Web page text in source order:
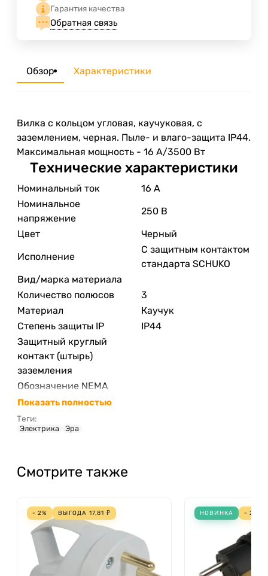
Гарантия качества
Обратная связь
Обзор Характеристики
Вилка с кольцом угловая, каучуковая, с
заземлением, черная. Пыле- и влаго-защита IP44.
Максимальная мощность - 16 A/3500 Вт
Технические характеристики
Номинальный ток
16 А
Номинальное
напряжение
250 В
Цвет
Черный
Исполнение
С защитным контактом
стандарта SCHUKO
Вид/марка материала
Количество полюсов
3
Материал
Каучук
Степень защиты IP
IP44
Защитный круглый
контакт (штырь)
заземления
Обозначение NEMA
Показать полностью
Теги:
Электрика Эра
Смотрите также
- 2% ВЫГОДА 17,81 ₽ НОВИНКА - 2%